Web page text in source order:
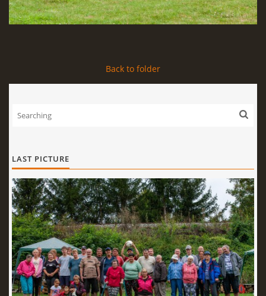
Back to folder
LAST PICTURE